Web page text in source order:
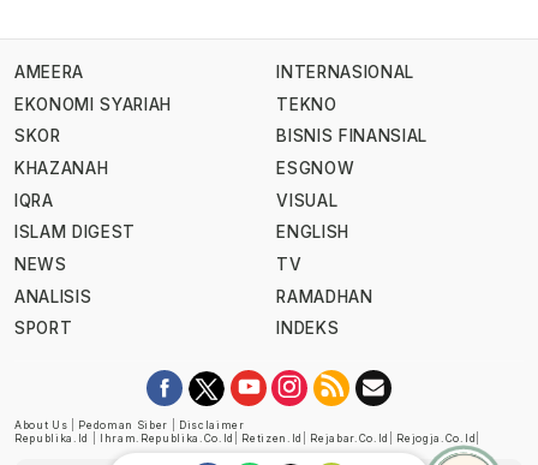
AMEERA
EKONOMI SYARIAH
SKOR
KHAZANAH
IQRA
ISLAM DIGEST
NEWS
ANALISIS
SPORT
INTERNASIONAL
TEKNO
BISNIS FINANSIAL
ESGNOW
VISUAL
ENGLISH
TV
RAMADHAN
INDEKS
About Us Pedoman Siber
Disclaimer
Republika.id
Ihram.republika.co.id Retizen.id Rejabar.co.id Rejogja.co.id